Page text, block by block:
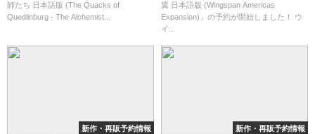
Alchemists)」の概略と予約購入
可能なショップ紹介！
師たち 日本語版 (The Quacks of
Quedlinburg - The Alchemist...
と予約購入可能なショップ紹
介！
翼 日本語版 (Wingspan Americas
Expansion)」の予約が開始しました！ ウ
イ...
新作・再販予約情報 新作・再販予約情報